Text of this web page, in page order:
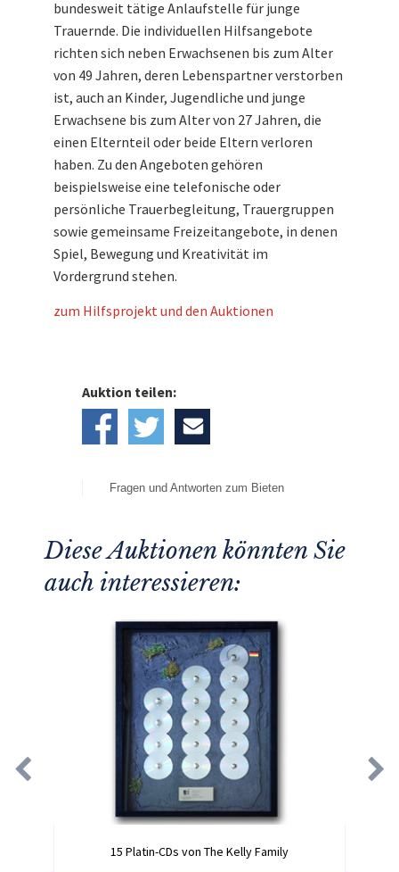
bundesweit tätige Anlaufstelle für junge
Trauernde. Die individuellen Hilfsangebote
richten sich neben Erwachsenen bis zum Alter
von 49 Jahren, deren Lebenspartner verstorben
ist, auch an Kinder, Jugendliche und junge
Erwachsene bis zum Alter von 27 Jahren, die
einen Elternteil oder beide Eltern verloren
haben. Zu den Angeboten gehören
beispielsweise eine telefonische oder
persönliche Trauerbegleitung, Trauergruppen
sowie gemeinsame Freizeitangebote, in denen
Spiel, Bewegung und Kreativität im
Vordergrund stehen.
zum Hilfsprojekt und den Auktionen
Auktion teilen:
Fragen und Antworten zum Bieten
Diese Auktionen könnten Sie
auch interessieren:
15 Platin-CDs von The Kelly Family